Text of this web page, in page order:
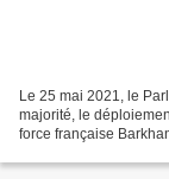
Le 25 mai 2021, le
majorité, le
force française